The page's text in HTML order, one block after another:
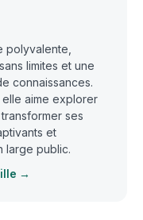
polyvalente,
limites et une
connaissances.
aime explorer
ses
et
large public.
→